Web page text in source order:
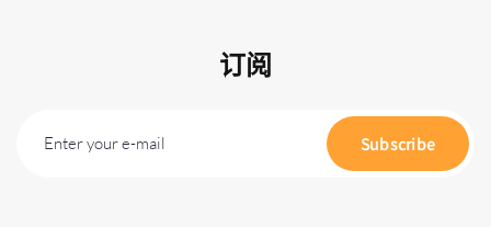
订阅
Enter your e-mail Subscribe